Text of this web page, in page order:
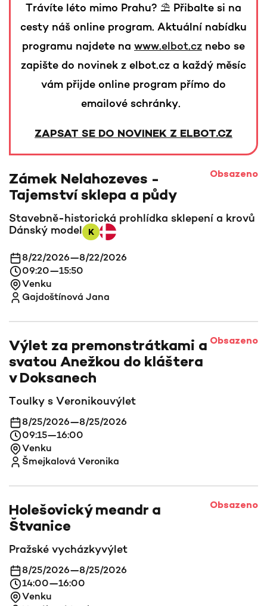
Trávíte léto mimo Prahu? ⛱️ Přibalte si na
cesty náš online program. Aktuální nabídku
programu najdete na www.elbot.cz nebo se
zapište do novinek z elbot.cz a každý měsíc
vám přijde online program přímo do
emailové schránky.
ZAPSAT SE DO NOVINEK Z ELBOT.CZ
Zámek Nelahozeves -
Tajemství sklepa a půdy
Obsazeno
Stavebně-historická prohlídka sklepení a krovů
Dánský model
K
8/22/2026—8/22/2026
09:20—15:50
Venku
Gajdoštínová Jana
Výlet za premonstrátkami a
svatou Anežkou do kláštera
v Doksanech
Obsazeno
Toulky s Veronikouvýlet
8/25/2026—8/25/2026
09:15—16:00
Venku
Šmejkalová Veronika
Holešovický meandr a
Štvanice
Obsazeno
Pražské vycházkyvýlet
8/25/2026—8/25/2026
14:00—16:00
Venku